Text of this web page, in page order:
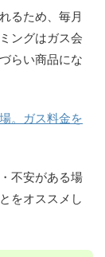
るため、毎月
ングはガス会
らい商品にな
。ガス料金を
不安がある場
をオススメし